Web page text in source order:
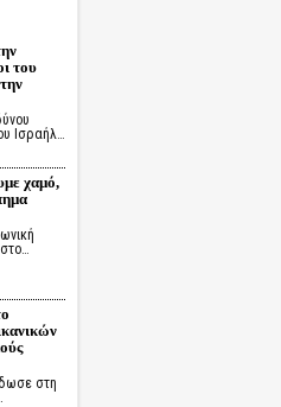
του
Ισραήλ…
χαμό,
στη